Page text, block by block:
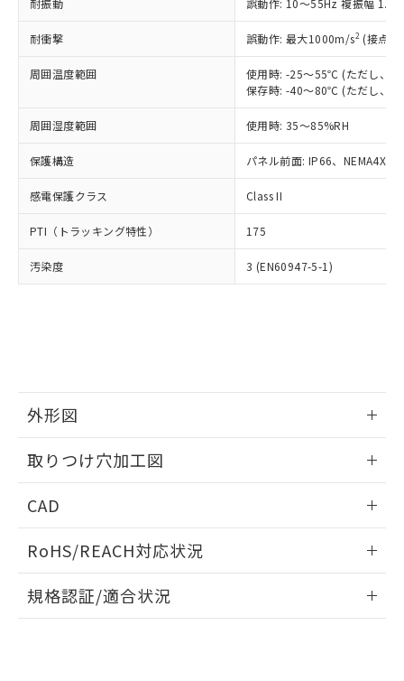
耐振動 誤動作: 10～55Hz 複振幅
耐衝撃 誤動作: 最大1000m/s2 (接点
周囲温度範囲
使用時: -25～55℃ (ただし、氷
保存時: -40～80℃ (ただし、氷
周囲湿度範囲 使用時: 35～85%RH
保護構造 パネル前面: IP66、NEMA4X,
感電保護クラス Class II
PTI（トラッキング特性） 175
汚染度 3 (EN60947-5-1)
外形図
取りつけ穴加工図
CAD
ドすることができます。
ログイン/会員登録
RoHS/REACH対応状況
EU RoHS 注意事項・凡例
規格認証/適合状況
正式な納期状況および標準価格はお客
様のお取引先、またはお客様担当のオ
ムロン制御機器販売店・当社販売員に
オムロン制御機器販売店や当社販売拠
販売ネットワーク
」をご確認
在庫状況および標準価格結果を当社の
事前の承諾なく第三者に漏洩または開
示しないようお願いします。
マイパーツ機能（部品リスト作成サー
ビス）をご利用いただくには、I-Web
メンバーズにご登録されている必要が
お客様が当ウェブサイト上で当社にご
指します。
但し、RoHS指令で産業用監視および制御機器に対する
適用除外項目は除く。
フタル酸エステル類の４物質については閾値を超える意
図的な使用がないことを確認しています。
部品在庫の切り替え状況などにより、予定
月が前後することがあります。
※3 非含有証明書ダウンロード
51物質の非含有証明書（当社基準）
※本証明書は発行日時点で非含有を証明す
るもので、過去に遡って非含有を証明する
ものではありません。
また、RoHS指令のフタル酸エステル類４
欄に対応日を記載しておりました。
既に当社にて対応品への在庫切替を完了
していることから、特段のことがない限
り、2022年1月12日より割愛しておりま
す。
DBP(フタル酸ジブチル) : 1000ppm、 DIBP(フタル酸ジ
イソブチル) : 1000ppm、 BBP(フタル酸ブチルベンジ
DEHP(フタル酸ビス(2-エチルヘキシル)) : 1000ppm
準値以下であることを示します。
「10」：通常の使用状況下において有害物
質が外部に漏えいし、環境に深刻な影響を
及ぼさない年数を意味します。
「－」：未確認です。当社販売部門へお問
全に破砕するなど、違法に輸出されな
いよう必要な手段を講じます。
当社は貴社製品を、核兵器、ミサイ
ル、化学兵器、生物兵器またはその他
武器並びにこれらの製造装置等に一切
当社は、貴社製品を第三者に販売する
場合は、上記1、2および3の内容を当
該第三者に通知します。また当社は、
販売先および販売に係わる関係者が違
法に輸出するおそれがある場合は、取
り引きをいたしません。
一定数には満たないが在庫あり
－
在庫なし(最新の在庫状況につ
いては、お客様のお取引先、ま
たはお客様担当のオムロン制御
機器販売店・当社販売員にご確
空
受注生産機種、また在庫状況の
情報を公開していない機種